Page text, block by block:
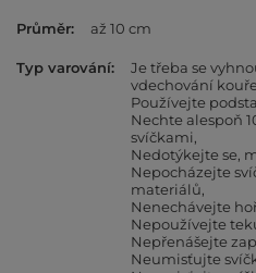
Průměr až 10 cm
Typ varování
Je třeba se
vdechování kouře
Používejte
Nechte alespoň
svíčkami
Nedotýkejte se,
Nepocházejte
materiálů
Nenechávejte
Nepoužívejte
Nepřenášejte
Neumisťujte